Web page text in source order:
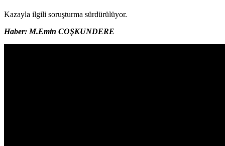
Kazayla ilgili soruşturma sürdürülüyor.
Haber: M.Emin COŞKUNDERE